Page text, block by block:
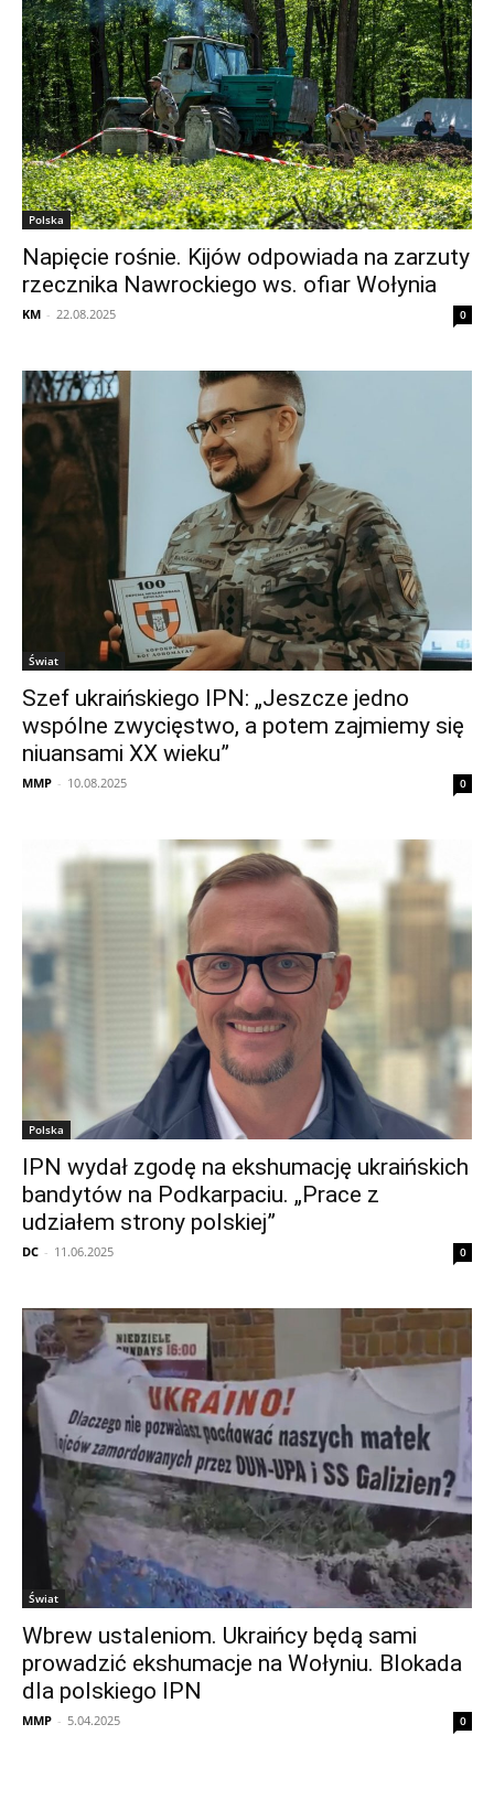
Polska
Napięcie rośnie. Kijów odpowiada na zarzuty
rzecznika Nawrockiego ws. ofiar Wołynia
KM - 22.08.2025 0
Świat
Szef ukraińskiego IPN: „Jeszcze jedno
wspólne zwycięstwo, a potem zajmiemy się
niuansami XX wieku”
MMP - 10.08.2025 0
Polska
IPN wydał zgodę na ekshumację ukraińskich
bandytów na Podkarpaciu. „Prace z
udziałem strony polskiej”
DC - 11.06.2025 0
Świat
Wbrew ustaleniom. Ukraińcy będą sami
prowadzić ekshumacje na Wołyniu. Blokada
dla polskiego IPN
MMP - 5.04.2025 0